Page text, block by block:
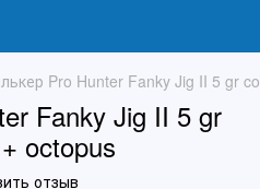
Pro Hunter Fanky Jig II 5 gr
Fanky Jig II 5 gr
octopus
отзыв